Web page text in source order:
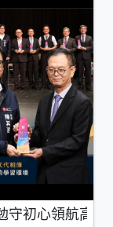
初心領航高雄